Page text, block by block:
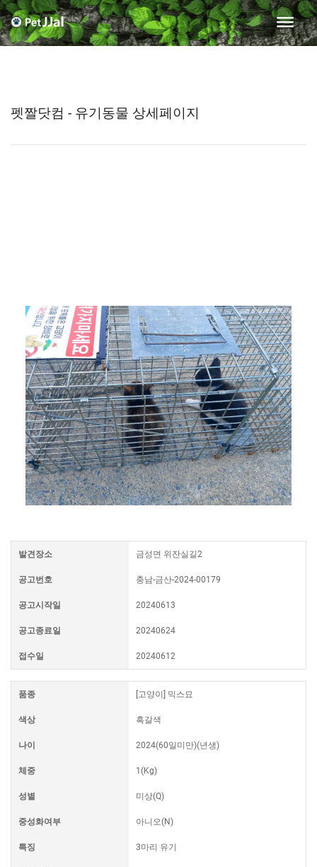
펫짤닷컴 - 유기동물 상세페이지
발견장소 금성면 위잔실길2
공고번호 충남-금산-2024-00179
공고시작일 20240613
공고종료일 20240624
접수일 20240612
품종 [고양이] 믹스묘
색상 흑갈색
나이 2024(60일미만)(년생)
체중 1(Kg)
성별 미상(Q)
중성화여부 아니오(N)
특징 3마리 유기